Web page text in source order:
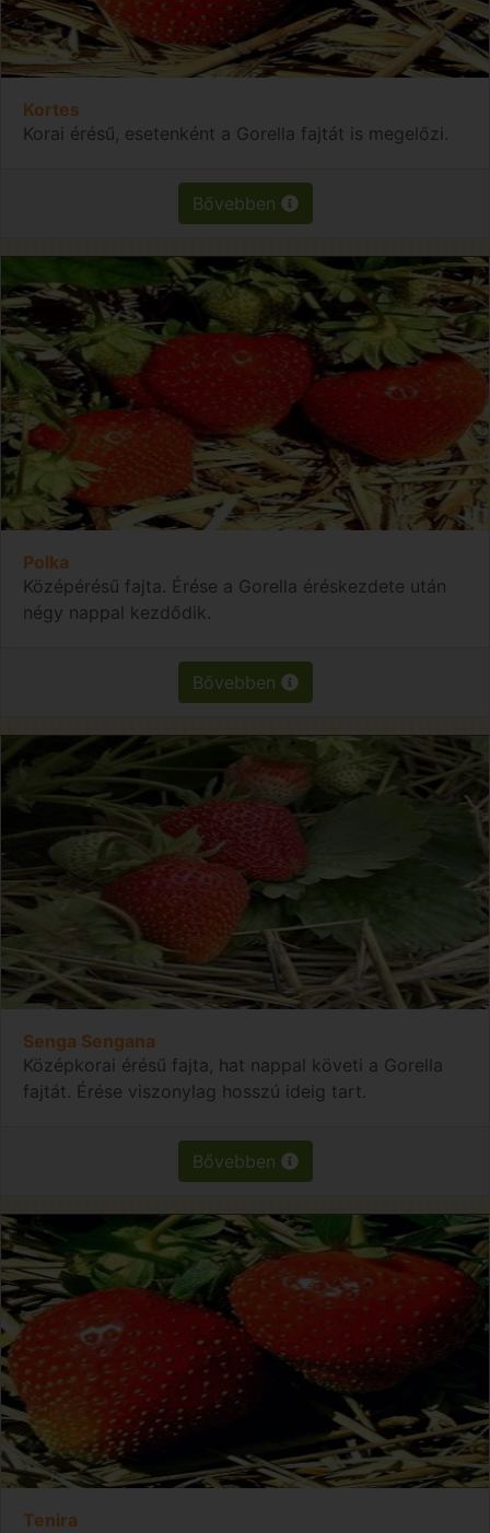
Kortes
Korai érésű, esetenként a Gorella fajtát is megelőzi.
Bővebben
Polka
Középérésű fajta. Érése a Gorella éréskezdete után
négy nappal kezdődik.
Bővebben
Senga Sengana
Középkorai érésű fajta, hat nappal követi a Gorella
fajtát. Érése viszonylag hosszú ideig tart.
Bővebben
Tenira